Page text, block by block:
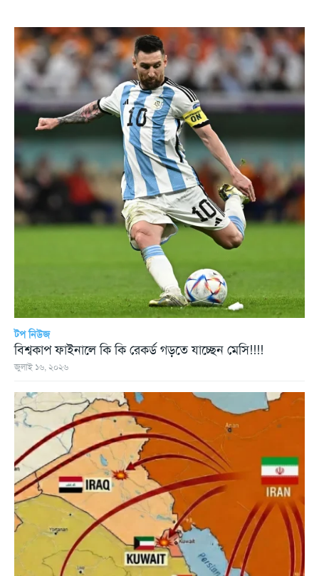
টপ নিউজ
বিশ্বকাপ ফাইনালে কি কি রেকর্ড গড়তে যাচ্ছেন মেসি!!!!
জুলাই ১৬, ২০২৬